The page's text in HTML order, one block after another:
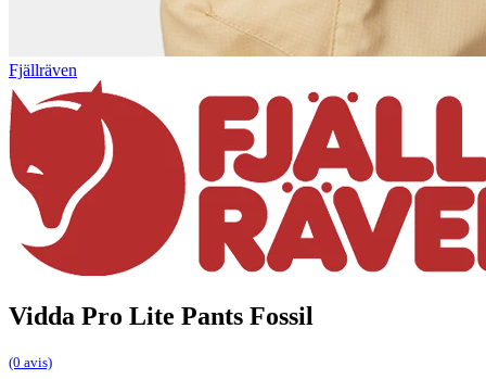
Fjällräven
Vidda Pro Lite Pants Fossil
(0 avis)